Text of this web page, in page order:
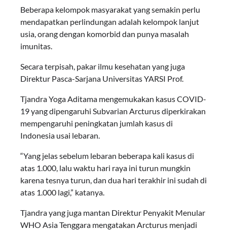
Beberapa kelompok masyarakat yang semakin perlu
mendapatkan perlindungan adalah kelompok lanjut
usia, orang dengan komorbid dan punya masalah
imunitas.
Secara terpisah, pakar ilmu kesehatan yang juga
Direktur Pasca-Sarjana Universitas YARSI Prof.
Tjandra Yoga Aditama mengemukakan kasus COVID-
19 yang dipengaruhi Subvarian Arcturus diperkirakan
mempengaruhi peningkatan jumlah kasus di
Indonesia usai lebaran.
“Yang jelas sebelum lebaran beberapa kali kasus di
atas 1.000, lalu waktu hari raya ini turun mungkin
karena tesnya turun, dan dua hari terakhir ini sudah di
atas 1.000 lagi,” katanya.
Tjandra yang juga mantan Direktur Penyakit Menular
WHO Asia Tenggara mengatakan Arcturus menjadi